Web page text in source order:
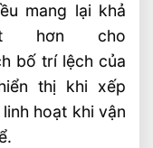
mang lại khả
hơn cho
bố trí lệch của
thị khi xếp
hoạt khi vận